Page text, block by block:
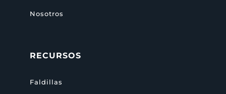
Nosotros
RECURSOS
Faldillas